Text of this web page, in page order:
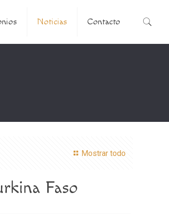
Noticias Contacto
Mostrar todo
Faso